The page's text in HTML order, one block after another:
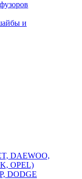
и
DAEWOO,
OPEL)
DODGE